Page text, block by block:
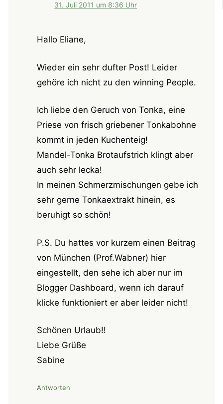
31. Juli 2011 um 8:36 Uhr
Hallo Eliane,
Wieder ein sehr dufter Post! Leider
gehöre ich nicht zu den winning People.
Ich liebe den Geruch von Tonka, eine
Priese von frisch griebener Tonkabohne
kommt in jeden Kuchenteig!
Mandel-Tonka Brotaufstrich klingt aber
auch sehr lecka!
In meinen Schmerzmischungen gebe ich
sehr gerne Tonkaextrakt hinein, es
beruhigt so schön!
P.S. Du hattes vor kurzem einen Beitrag
von München (Prof.Wabner) hier
eingestellt, den sehe ich aber nur im
Blogger Dashboard, wenn ich darauf
klicke funktioniert er aber leider nicht!
Schönen Urlaub!!
Liebe Grüße
Sabine
Antworten